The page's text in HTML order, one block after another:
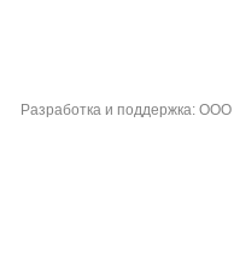
Разработка и поддержка: